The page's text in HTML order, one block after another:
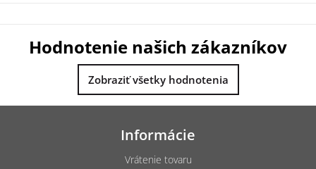
i
e
p
r
v
k
v
ý
p
Hodnotenie našich zákazníkov
Zobraziť všetky hodnotenia
Z
Informácie
Vrátenie tovaru